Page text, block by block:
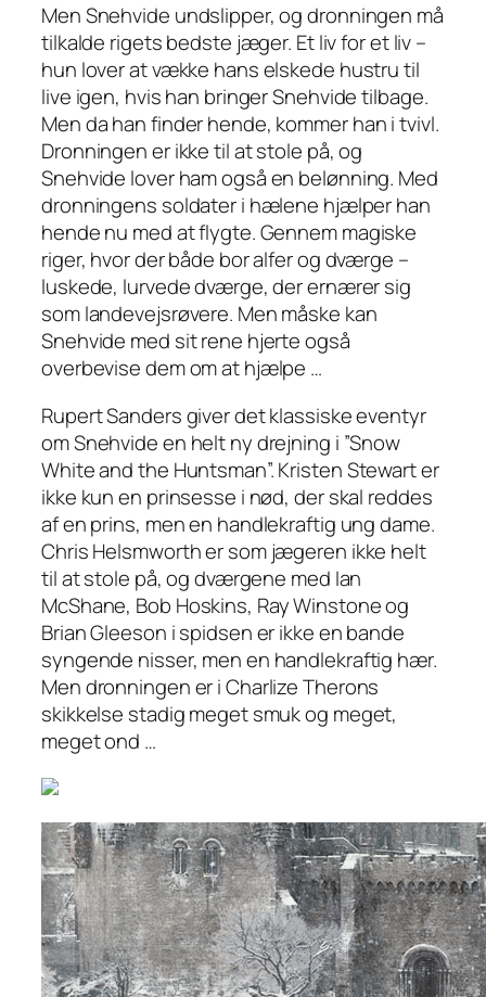
Men Snehvide undslipper, og dronningen må
tilkalde rigets bedste jæger. Et liv for et liv –
hun lover at vække hans elskede hustru til
live igen, hvis han bringer Snehvide tilbage.
Men da han finder hende, kommer han i tvivl.
Dronningen er ikke til at stole på, og
Snehvide lover ham også en belønning. Med
dronningens soldater i hælene hjælper han
hende nu med at flygte. Gennem magiske
riger, hvor der både bor alfer og dværge –
luskede, lurvede dværge, der ernærer sig
som landevejsrøvere. Men måske kan
Snehvide med sit rene hjerte også
overbevise dem om at hjælpe …
Rupert Sanders giver det klassiske eventyr
om Snehvide en helt ny drejning i ”Snow
White and the Huntsman”. Kristen Stewart er
ikke kun en prinsesse i nød, der skal reddes
af en prins, men en handlekraftig ung dame.
Chris Helsmworth er som jægeren ikke helt
til at stole på, og dværgene med Ian
McShane, Bob Hoskins, Ray Winstone og
Brian Gleeson i spidsen er ikke en bande
syngende nisser, men en handlekraftig hær.
Men dronningen er i Charlize Therons
skikkelse stadig meget smuk og meget,
meget ond …